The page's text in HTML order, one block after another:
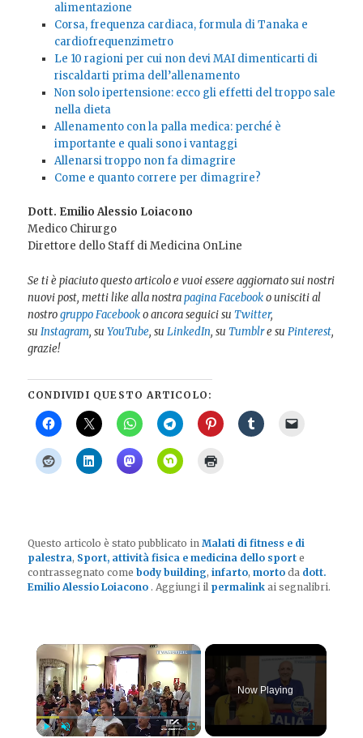
alimentazione
Corsa, frequenza cardiaca, formula di Tanaka e
cardiofrequenzimetro
Le 10 ragioni per cui non devi MAI dimenticarti di
riscaldarti prima dell’allenamento
Non solo ipertensione: ecco gli effetti del troppo sale
nella dieta
Allenamento con la palla medica: perché è
importante e quali sono i vantaggi
Allenarsi troppo non fa dimagrire
Come e quanto correre per dimagrire?
Dott. Emilio Alessio Loiacono
Medico Chirurgo
Direttore dello Staff di Medicina OnLine
Se ti è piaciuto questo articolo e vuoi essere aggiornato sui nostri
nuovi post, metti like alla nostrapagina Facebooko unisciti al
nostrogruppo Facebooko ancora seguici suTwitter,
suInstagram, suYouTube, suLinkedIn, suTumblre suPinterest,
grazie!
CONDIVIDI QUESTO ARTICOLO:
Questo articolo è stato pubblicato inMalati di fitness e di
palestra, Sport, attività fisica e medicina dello sport e
contrassegnato comebody building,infarto,morto da dott.
Emilio Alessio Loiacono. Aggiungi il permalink ai segnalibri.
×
Now Playing